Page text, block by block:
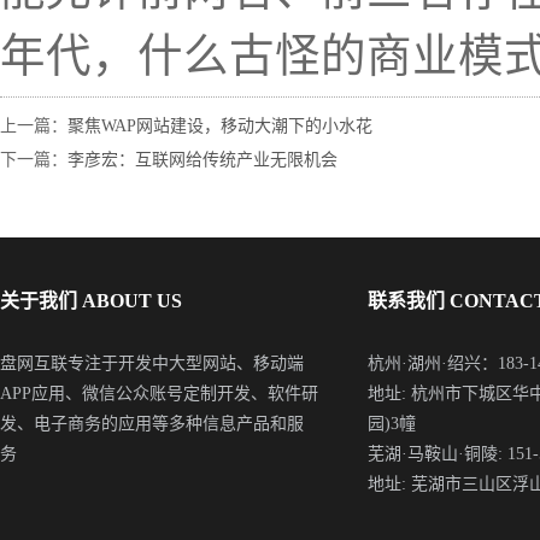
年代，什么古怪的商业模
上一篇： 聚焦WAP网站建设，移动大潮下的小水花
下一篇： 李彦宏：互联网给传统产业无限机会
关于我们 ABOUT US
盘网互联专注于开发中大型网站、移动端
APP应用、微信公众账号定制开发、软件研
发、电子商务的应用等多种信息产品和服
务
联系我们
杭州·湖州·绍兴：183-
地址: 杭州市下城区华
园)3幢
芜湖·马鞍山·铜陵:
地址: 芜湖市三山区浮